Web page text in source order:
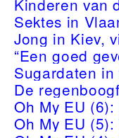
Jong in Kiev,
“Een goed
Sugardaten
Oh My EU (6):
Oh My EU (5):